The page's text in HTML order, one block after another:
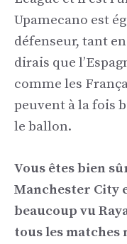
Upamecano est
défenseur, tant
dirais que
comme les
peuvent à la fois
le ballon.
Vous êtes bien
Manchester City
beaucoup vu
tous les matches